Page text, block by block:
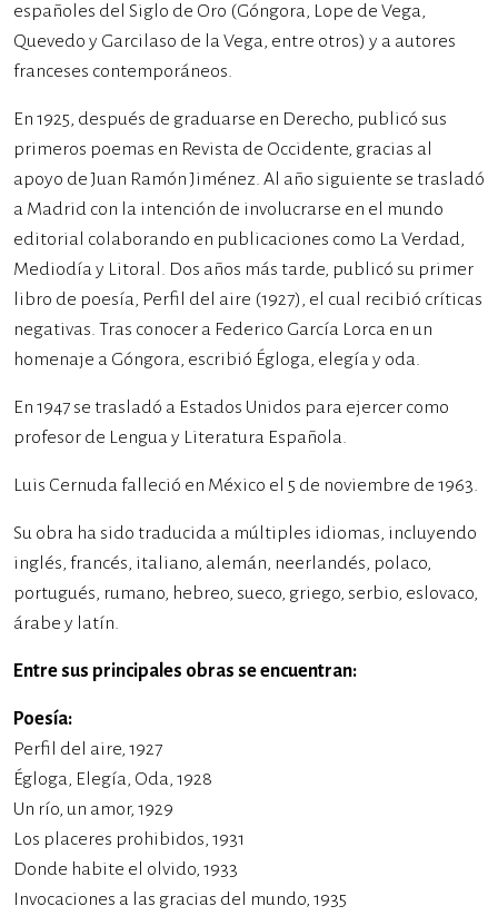
españoles del Siglo de Oro (Góngora, Lope de Vega,
Quevedo y Garcilaso de la Vega, entre otros) y a autores
franceses contemporáneos.
En 1925, después de graduarse en Derecho, publicó sus
primeros poemas en Revista de Occidente, gracias al
apoyo de Juan Ramón Jiménez. Al año siguiente se trasladó
a Madrid con la intención de involucrarse en el mundo
editorial colaborando en publicaciones como La Verdad,
Mediodía y Litoral. Dos años más tarde, publicó su primer
libro de poesía, Perfil del aire (1927), el cual recibió críticas
negativas. Tras conocer a Federico García Lorca en un
homenaje a Góngora, escribió Égloga, elegía y oda.
En 1947 se trasladó a Estados Unidos para ejercer como
profesor de Lengua y Literatura Española.
Luis Cernuda falleció en México el 5 de noviembre de 1963.
Su obra ha sido traducida a múltiples idiomas, incluyendo
inglés, francés, italiano, alemán, neerlandés, polaco,
portugués, rumano, hebreo, sueco, griego, serbio, eslovaco,
árabe y latín.
Entre sus principales obras se encuentran:
Poesía:
Perfil del aire, 1927
Égloga, Elegía, Oda, 1928
Un río, un amor, 1929
Los placeres prohibidos, 1931
Donde habite el olvido, 1933
Invocaciones a las gracias del mundo, 1935